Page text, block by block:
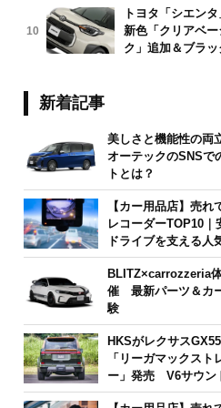
10
トヨタ「シエン
新色「クリアベ
ク」追加＆ブラ
新着記事
美しさと機能性の両
オーテックのSNSで
トとは？
【カー用品店】売れ
レコーダーTOP10｜
ドライブを支える人
【2026年6月版】
BLITZ×carrozzeria
催 最新パーツ＆カ
験
HKSがレクサス
「リーガマックスト
ー」発売 V6サウン
インを両立